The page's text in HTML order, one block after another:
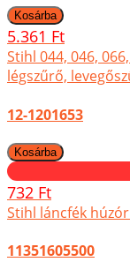
5.361 Ft
Stihl 044, 046,
légszűrő,
12-1201653
732 Ft
Stihl láncfék
11351605500